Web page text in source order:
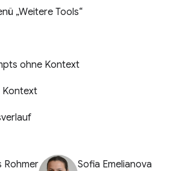
„Weitere Tools“
ohne Kontext
Kontext
Rohmer Sofia Emelianova